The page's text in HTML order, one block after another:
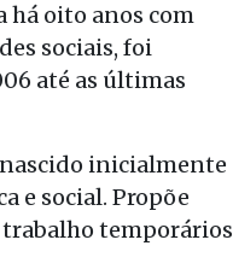
há oito anos com
sociais, foi
até as últimas
inicialmente
e social. Propõe
trabalho temporários